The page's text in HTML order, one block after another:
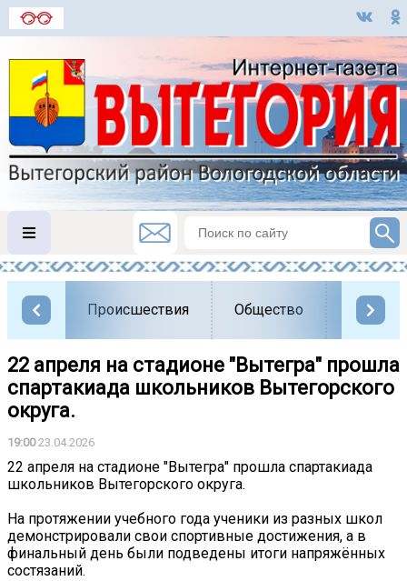
Происшествия Общество Власть
22 апреля на стадионе "Вытегра" прошла
спартакиада школьников Вытегорского
округа.
19:0023.04.2026
22 апреля на стадионе "Вытегра" прошла спартакиада
школьников Вытегорского округа.
На протяжении учебного года ученики из разных школ
демонстрировали свои спортивные достижения, а в
финальный день были подведены итоги напряжённых
состязаний.